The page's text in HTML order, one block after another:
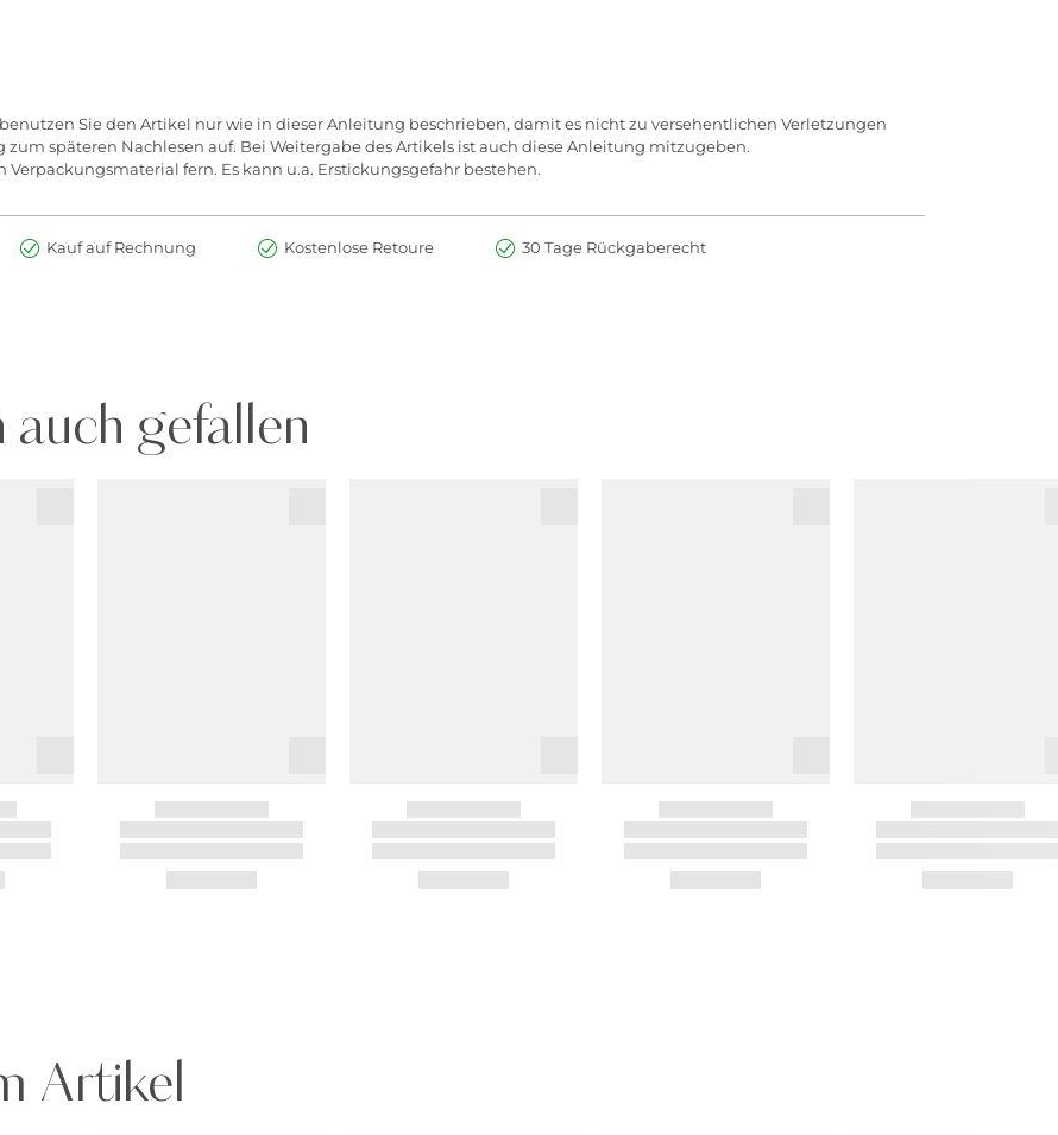
Sie den Artikel nur wie in dieser Anleitung beschrieben, damit es nicht zu versehentlichen Verletzungen
späteren Nachlesen auf. Bei Weitergabe des Artikels ist auch diese Anleitung mitzugeben.
fern. Es kann u.a. Erstickungsgefahr bestehen.
Kauf auf Rechnung Kostenlose Retoure 30 Tage Rückgaberecht
gefallen
Artikel